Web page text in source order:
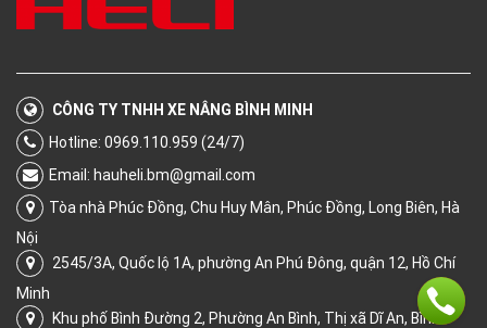
CÔNG TY TNHH XE NÂNG BÌNH MINH
Hotline: 0969.110.959 (24/7)
Email: hauheli.bm@gmail.com
Tòa nhà Phúc Đồng, Chu Huy Mân, Phúc Đồng, Long Biên, Hà
Nội
2545/3A, Quốc lộ 1A, phường An Phú Đông, quận 12, Hồ Chí
Minh
Khu phố Bình Đường 2, Phường An Bình, Thị xã Dĩ An, Bình